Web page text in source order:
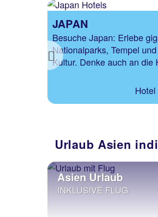
Previous
JAPAN
Besuche Japan: Erlebe
Nationalparks, Tempel
Kultur. Denke auch an die
Urlaub Asien
Asien Urlaub
INKLUSIVE FLUG